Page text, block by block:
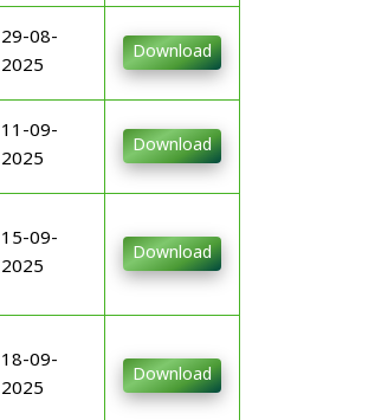
29-08-
2025
Download
11-09-
2025
Download
15-09-
2025
Download
18-09-
2025
Download